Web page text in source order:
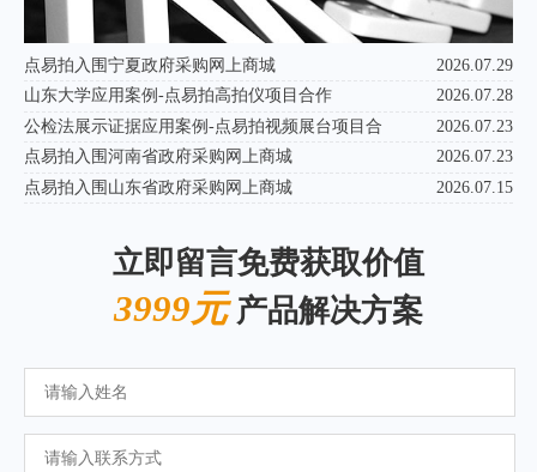
点易拍入围宁夏政府采购网上商城
2026.07.29
山东大学应用案例-点易拍高拍仪项目合作
2026.07.28
公检法展示证据应用案例-点易拍视频展台项目合
2026.07.23
点易拍入围河南省政府采购网上商城
2026.07.23
点易拍入围山东省政府采购网上商城
2026.07.15
立即留言免费获取价值
3999元产品解决方案